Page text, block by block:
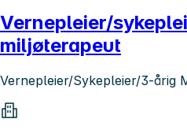
Vernepleier/
miljøterapeut
Vernepleier/Sykepleier/3-årig